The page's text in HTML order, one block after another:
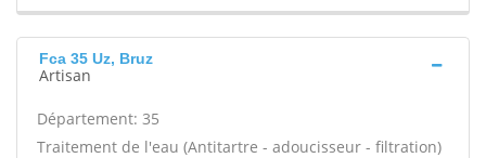
Fca 35 Uz, Bruz
Artisan
Département: 35
Traitement de l'eau (Antitartre - adoucisseur - filtration)